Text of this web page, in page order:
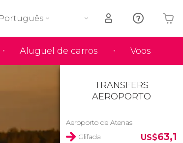
Aluguel de carros Voos
Português
O seu carrinho está vazio
TRANSFERS
AEROPORTO
Aeroporto de Atenas
Glifada
US$63,1